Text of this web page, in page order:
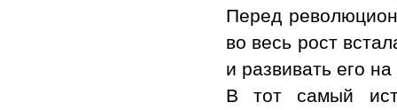
Перед
во весь рост
и развивать его
В тот самый